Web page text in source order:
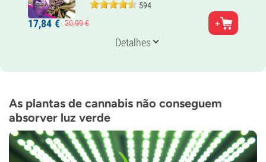
594
Pais
Purple Thai x Haze x Ruderalis
Sativa-dominante automática
9-10 semanas desde a sementeira até à colheita
CBD
Baixo
Tipo de floração
Autoflorescentes
17,84 € 20,99€
Detalhes
As plantas de cannabis não conseguem
absorver luz verde